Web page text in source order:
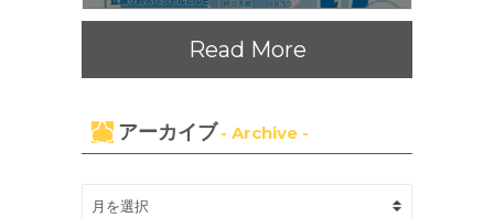
Read More
アーカイブ - Archive -